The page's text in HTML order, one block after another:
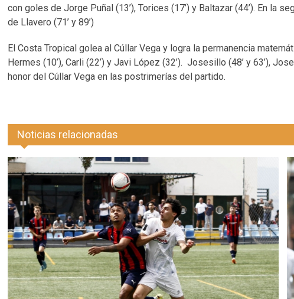
con goles de Jorge Puñal (13’), Torices (17’) y Baltazar (44’). En la
de Llavero (71’ y 89’)
El Costa Tropical golea al Cúllar Vega y logra la permanencia
Hermes (10’), Carli (22’) y Javi López (32’). Josesillo (48’ y 63’),
honor del Cúllar Vega en las postrimerías del partido.
Noticias relacionadas